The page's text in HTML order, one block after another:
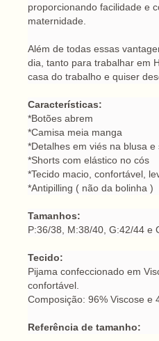
proporcionando facilidade e
maternidade.
Além de todas essas
dia, tanto para trabalhar em
casa do trabalho e quiser
Características:
*Botões abrem
*Camisa meia manga
*Detalhes em viés na blusa e
*Shorts com elástico no cós
*Tecido macio, confortável,
*Antipilling ( não da bolinha )
Tamanhos:
P:36/38, M:38/40, G:42/44 e
Tecido:
Pijama confeccionado em
confortável.
Composição: 96% Viscose e
Referência de tamanho: